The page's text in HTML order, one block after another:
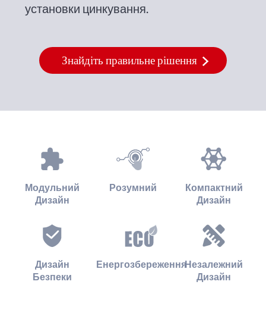
установки цинкування.
Знайдіть правильне рішення
Модульний
Дизайн
Розумний
Компактний
Дизайн
Дизайн
Безпеки
ЕнергозбереженняНезалежний
Дизайн